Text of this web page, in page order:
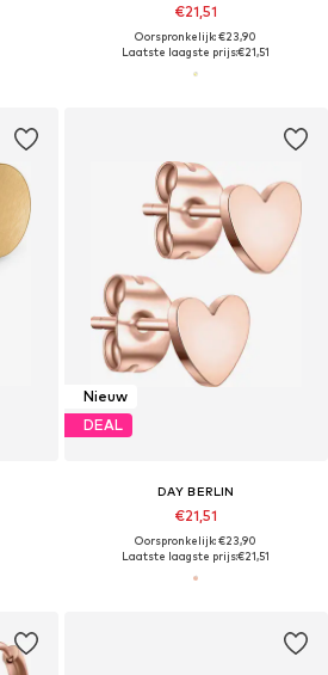
€21,51
Oorspronkelijk: €23,90
Laatste laagste prijs:€21,51
Nieuw
DEAL
DAY BERLIN
€21,51
Oorspronkelijk: €23,90
Laatste laagste prijs:€21,51